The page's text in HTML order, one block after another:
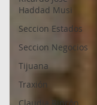
Haddad Musi
Seccion Estados
Seccion Negocios
Tijuana
Traxión